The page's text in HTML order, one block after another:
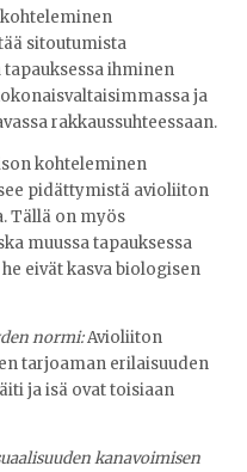
sitoutumista
tapauksessa ihminen
ja
rakkaussuhteessaan.
kohteleminen
pidättymistä avioliiton
Tällä on myös
muussa tapauksessa
eivät kasva biologisen
normi:Avioliiton
tarjoaman erilaisuuden
ja isä ovat toisiaan
kanavoimisen